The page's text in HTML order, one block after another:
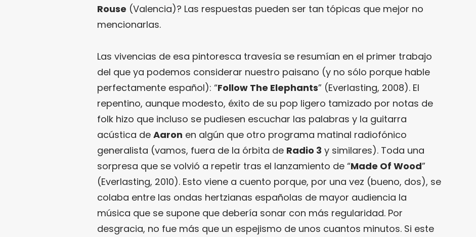
Rouse (Valencia)? Las respuestas pueden ser tan tópicas que mejor no
mencionarlas.
Las vivencias de esa pintoresca travesía se resumían en el primer trabajo
del que ya podemos considerar nuestro paisano (y no sólo porque hable
perfectamente español): “Follow The Elephants” (Everlasting, 2008). El
repentino, aunque modesto, éxito de su pop ligero tamizado por notas de
folk hizo que incluso se pudiesen escuchar las palabras y la guitarra
acústica de Aaron en algún que otro programa matinal radiofónico
generalista (vamos, fuera de la órbita de Radio 3 y similares). Toda una
sorpresa que se volvió a repetir tras el lanzamiento de “Made Of Wood”
(Everlasting, 2010). Esto viene a cuento porque, por una vez (bueno, dos), se
colaba entre las ondas hertzianas españolas de mayor audiencia la
música que se supone que debería sonar con más regularidad. Por
desgracia, no fue más que un espejismo de unos cuantos minutos. Si este